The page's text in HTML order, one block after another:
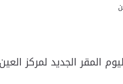
الجديد لمركز